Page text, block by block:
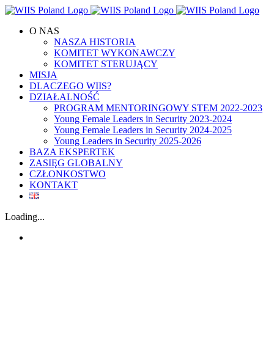
Skip
contentO NAS
NASZA HISTORIA
KOMITET WYKONAWCZY
KOMITET STERUJĄCY
MISJA
DLACZEGO WIIS?
DZIAŁALNOŚĆ
PROGRAM MENTORINGOWY STEM 2022-2023
Young Female Leaders in Security 2023-2024
Young Female Leaders in Security 2024-2025
Young Leaders in Security 2025-2026
BAZA EKSPERTEK
ZASIĘG GLOBALNY
CZŁONKOSTWO
KONTAKT
Loading...